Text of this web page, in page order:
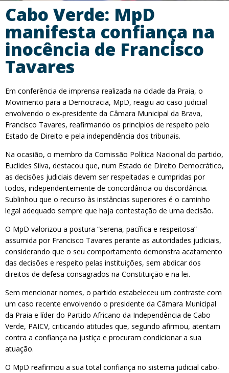
Cabo Verde: MpD
manifesta confiança na
inocência de Francisco
Tavares
Em conferência de imprensa realizada na cidade da Praia, o
Movimento para a Democracia, MpD, reagiu ao caso judicial
envolvendo o ex-presidente da Câmara Municipal da Brava,
Francisco Tavares, reafirmando os princípios de respeito pelo
Estado de Direito e pela independência dos tribunais.
Na ocasião, o membro da Comissão Política Nacional do partido,
Euclides Silva, destacou que, num Estado de Direito Democrático,
as decisões judiciais devem ser respeitadas e cumpridas por
todos, independentemente de concordância ou discordância.
Sublinhou que o recurso às instâncias superiores é o caminho
legal adequado sempre que haja contestação de uma decisão.
O MpD valorizou a postura “serena, pacífica e respeitosa”
assumida por Francisco Tavares perante as autoridades judiciais,
considerando que o seu comportamento demonstra acatamento
das decisões e respeito pelas instituições, sem abdicar dos
direitos de defesa consagrados na Constituição e na lei.
Sem mencionar nomes, o partido estabeleceu um contraste com
um caso recente envolvendo o presidente da Câmara Municipal
da Praia e líder do Partido Africano da Independência de Cabo
Verde, PAICV, criticando atitudes que, segundo afirmou, atentam
contra a confiança na justiça e procuram condicionar a sua
atuação.
O MpD reafirmou a sua total confiança no sistema judicial cabo-